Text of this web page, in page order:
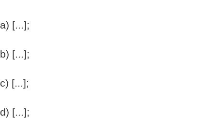
a) [...];
b) [...];
c) [...];
d) [...];